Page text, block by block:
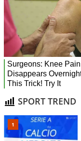
SPORT TREND